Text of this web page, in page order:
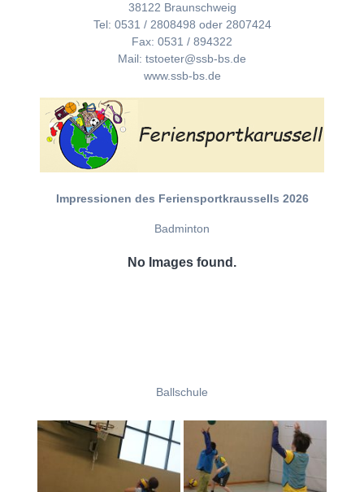
38122 Braunschweig
Tel: 0531 / 2808498 oder 2807424
Fax: 0531 / 894322
Mail: tstoeter@ssb-bs.de
www.ssb-bs.de
Impressionen des Feriensportkraussells 2026
Badminton
No Images found.
Ballschule